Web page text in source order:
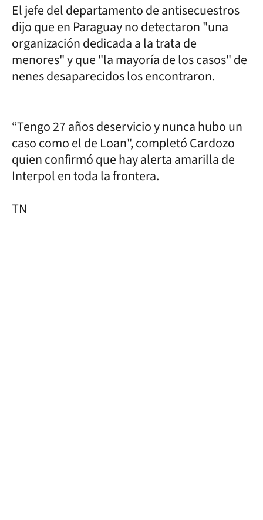
El jefe del departamento de antisecuestros
dijo que en Paraguay no detectaron "una
organización dedicada a la trata de
menores" y que "la mayoría de los casos" de
nenes desaparecidos los encontraron.
“Tengo 27 años deservicio y nunca hubo un
caso como el de Loan", completó Cardozo
quien confirmó que hay alerta amarilla de
Interpol en toda la frontera.
TN